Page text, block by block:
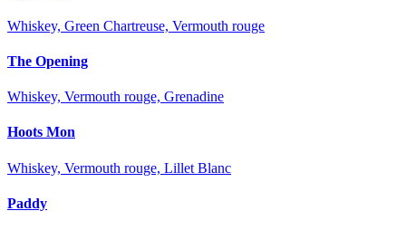
Whiskey, Green Chartreuse, Vermouth rouge
The Opening
Whiskey, Vermouth rouge, Grenadine
Hoots Mon
Whiskey, Vermouth rouge, Lillet Blanc
Paddy